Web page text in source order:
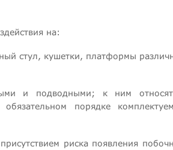
на:
стул, кушетки, платформы
и подводными; к ним
порядке
риска появления